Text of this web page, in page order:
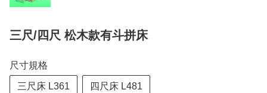
三尺/四尺 松木款有斗拼床
尺寸規格
三尺床 L361 四尺床 L481